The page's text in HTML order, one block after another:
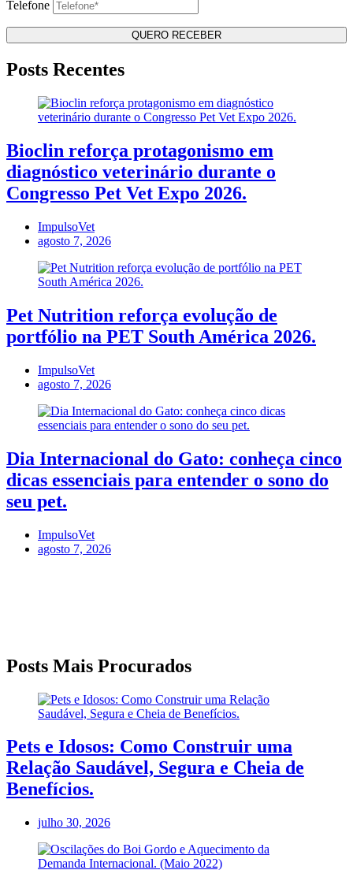
Telefone
Posts Recentes
Bioclin reforça protagonismo em
diagnóstico veterinário durante o
Congresso Pet Vet Expo 2026.
ImpulsoVet
agosto 7, 2026
Pet Nutrition reforça evolução de
portfólio na PET South América 2026.
ImpulsoVet
agosto 7, 2026
Dia Internacional do Gato: conheça cinco
dicas essenciais para entender o sono do
seu pet.
ImpulsoVet
agosto 7, 2026
Posts Mais Procurados
Pets e Idosos: Como Construir uma
Relação Saudável, Segura e Cheia de
Benefícios.
julho 30, 2026